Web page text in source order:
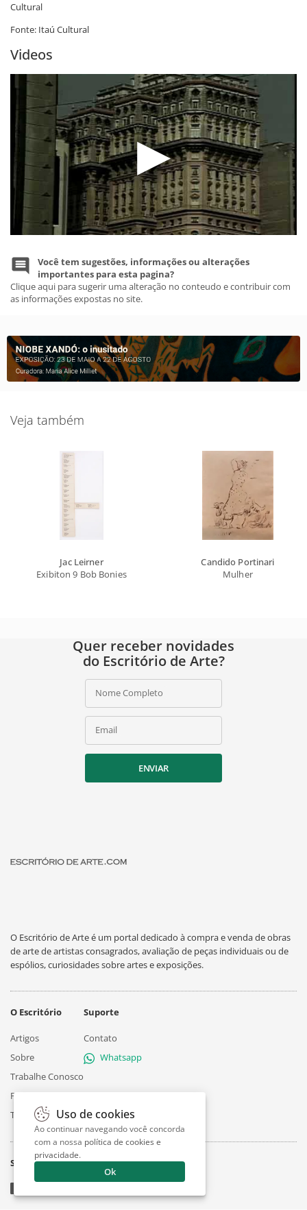
Cultural
Fonte: Itaú Cultural
Videos
Você tem sugestões, informações ou alterações
importantes para esta pagina?
Clique aqui para sugerir uma alteração no conteudo e contribuir com
as informações expostas no site.
Veja também
Jac Leirner
Exibiton 9 Bob Bonies
Candido Portinari
Mulher
Quer receber novidades
do Escritório de Arte?
Nome Completo
Email
ENVIAR
O Escritório de Arte é um portal dedicado à compra e venda de obras
de arte de artistas consagrados, avaliação de peças individuais ou de
espólios, curiosidades sobre artes e exposições.
O Escritório
Artigos
Sobre
Trabalhe Conosco
Privacidade
Termos
Suporte
Contato
Whatsapp
Siga
Uso de cookies
Ao continuar navegando você concorda
com a nossa política de cookies e
privacidade.
Ok